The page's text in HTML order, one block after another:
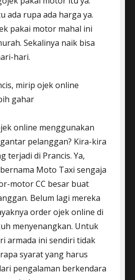
ada rupa ada harga ya.
pakai motor mahal ini
Sekalinya naik bisa
hari.
mirip ojek online
gahar
online menggunakan
pelanggan? Kira-kira
terjadi di Prancis. Ya,
Moto Taxi sengaja
motor CC besar buat
Belum lagi mereka
order ojek online di
menyenangkan. Untuk
armada ini sendiri tidak
syarat yang harus
pengalaman berkendara